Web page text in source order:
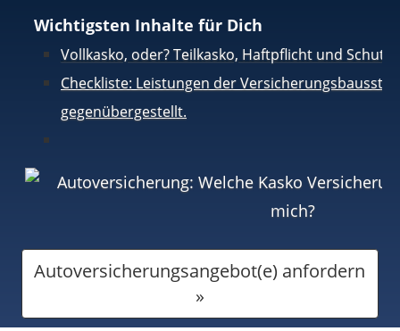
Wichtigsten Inhalte für Dich
Vollkasko, oder? Teilkasko, Haftpflicht und
Checkliste: Leistungen der
gegenübergestellt.
Autoversicherungsangebot(e) anfordern
»